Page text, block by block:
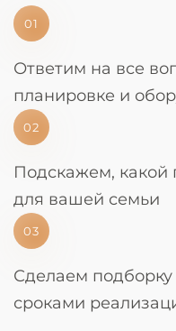
01
Ответим на все
планировке и
02
Подскажем, какой
для вашей семьи
03
Сделаем
сроками